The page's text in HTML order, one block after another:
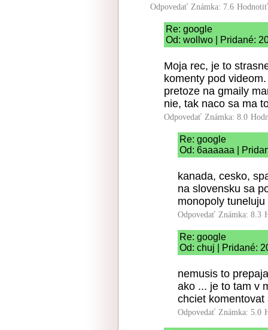
Odpovedať Známka: 7.6
Re: google
Od: wollwo | Pridané:
Moja rec, je to
komenty pod
pretoze na gmaily
nie, tak naco sa ma
Odpovedať Známka: 8.0
Re: google
Od: 6aaaaaa |
kanada, cesko,
na slovensku sa
monopoly
Odpovedať Známka: 8.3
Re: google
Od: chuj | Pridané:
nemusis to
ako ... je to tam v
chciet
Odpovedať Známka: 5.0